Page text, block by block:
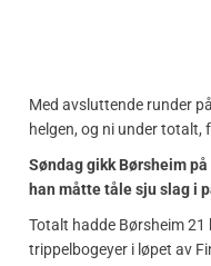
Med avsluttende runder
helgen, og ni under totalt,
Søndag gikk Børsheim
han måtte tåle sju slag i
Totalt hadde Børsheim 21
trippelbogeyer i løpet av